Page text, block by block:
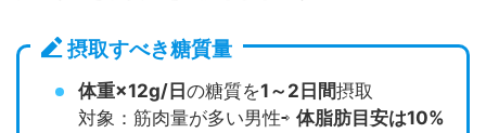
摂取すべき糖質量
体重×12g/日 の糖質を1～2日間摂取
対象：筋肉量が多い男性⇨ 体脂肪目安は10%